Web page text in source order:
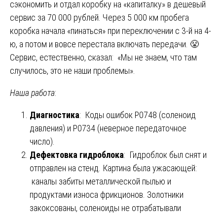
сэкономить и отдал коробку на «капиталку» в дешевый
сервис за 70 000 рублей. Через 5 000 км пробега
коробка начала «пинаться» при переключении с 3-й на 4-
ю, а потом и вовсе перестала включать передачи. 😤
Сервис, естественно, сказал: «Мы не знаем, что там
случилось, это не наши проблемы».
Наша работа:
Диагностика: Коды ошибок P0748 (соленоид
давления) и P0734 (неверное передаточное
число).
Дефектовка гидроблока: Гидроблок был снят и
отправлен на стенд. Картина была ужасающей:
каналы забиты металлической пылью и
продуктами износа фрикционов. Золотники
закоксованы, соленоиды не отрабатывали